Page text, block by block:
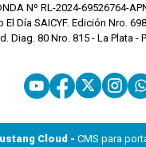
Nº RL-2024-69526764-
El Día SAICYF. Edición Nro.
Diag. 80 Nro. 815 - La Plata -
Cloud - CMS para